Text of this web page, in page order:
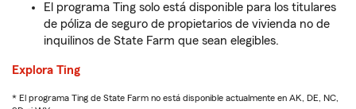
El programa Ting solo está disponible para los titulares
de póliza de seguro de propietarios de vivienda no de
inquilinos de State Farm que sean elegibles.
Explora Ting
* El programa Ting de State Farm no está disponible actualmente en AK, DE, NC,